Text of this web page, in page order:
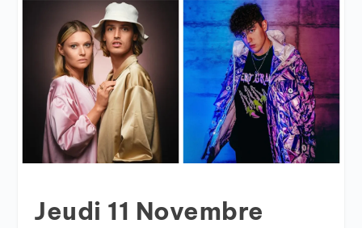
Jeudi 11 Novembre